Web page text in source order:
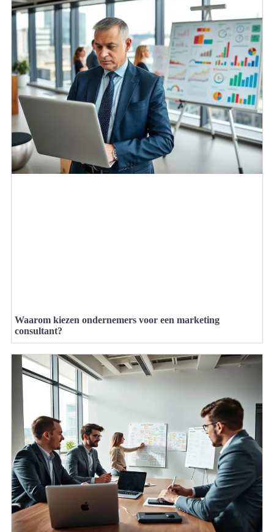
Waarom kiezen ondernemers voor een marketing
consultant?